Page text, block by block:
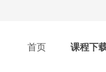
首页 课程下